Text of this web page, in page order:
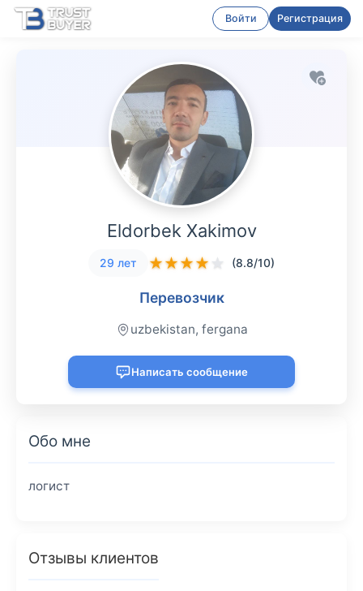
Войти Регистрация
Eldorbek Xakimov
29 лет ★★★★ ★ (8.8/10)
Перевозчик
uzbekistan, fergana
Написать сообщение
Обо мне
логист
Отзывы клиентов